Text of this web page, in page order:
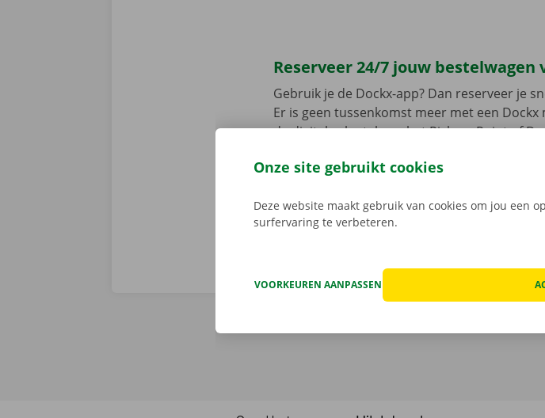
Reserveer 24/7 jouw bestelwagen
Gebruik je de Dockx-app? Dan reserveer je
Er is geen tussenkomst meer met een
de digitale sleutel aan het Pick-up Point of
App Store.
Onze site gebruikt cookies
Deze website maakt gebruik van cookies om jou een
surfervaring te verbeteren.
VOORKEUREN AANPASSEN